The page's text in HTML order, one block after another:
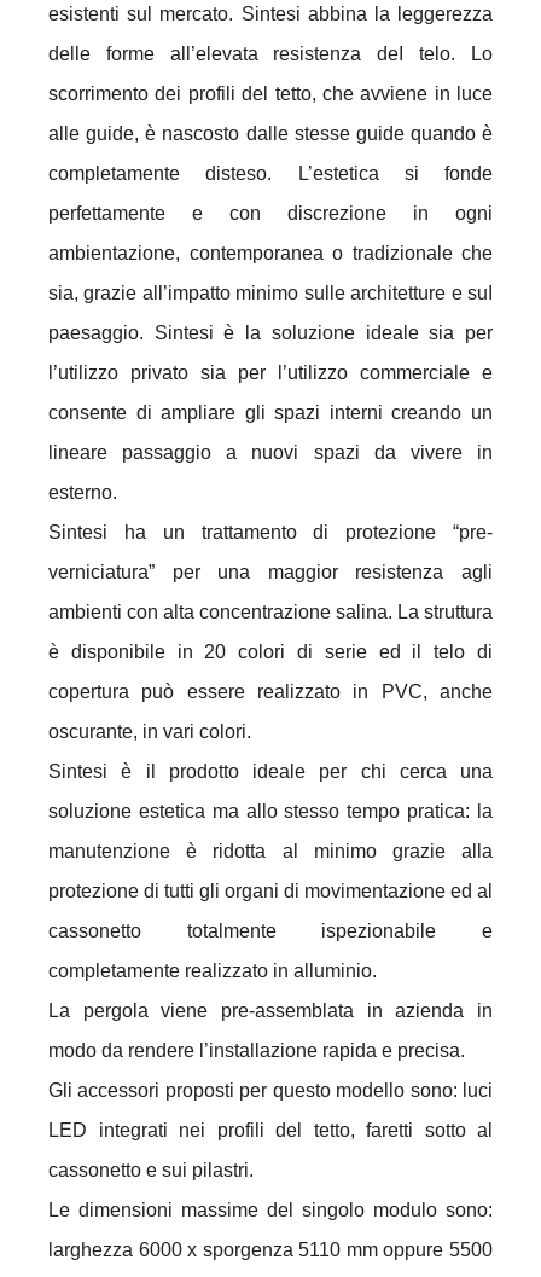
esistenti sul mercato. Sintesi abbina la leggerezza
delle forme all’elevata resistenza deI telo. Lo
scorrimento dei profili del tetto, che avviene in luce
alle guide, è nascosto dalle stesse guide quando è
completamente disteso. L’estetica si fonde
perfettamente e con discrezione in ogni
ambientazione, contemporanea o tradizionale che
sia, grazie all’impatto minimo sulle architetture e suI
paesaggio. Sintesi è la soluzione ideale sia per
l’utilizzo privato sia per l’utilizzo commerciale e
consente di ampliare gli spazi interni creando un
lineare passaggio a nuovi spazi da vivere in
esterno.
Sintesi ha un trattamento di protezione “pre-
verniciatura” per una maggior resistenza agli
ambienti con alta concentrazione salina. La struttura
è disponibile in 20 colori di serie ed il telo di
copertura può essere realizzato in PVC, anche
oscurante, in vari colori.
Sintesi è il prodotto ideale per chi cerca una
soluzione estetica ma allo stesso tempo pratica: la
manutenzione è ridotta al minimo grazie alla
protezione di tutti gli organi di movimentazione ed al
cassonetto totalmente ispezionabile e
completamente realizzato in alluminio.
La pergola viene pre-assemblata in azienda in
modo da rendere l’installazione rapida e precisa.
Gli accessori proposti per questo modello sono: luci
LED integrati nei profili del tetto, faretti sotto al
cassonetto e sui pilastri.
Le dimensioni massime del singolo modulo sono:
larghezza 6000 x sporgenza 5110 mm oppure 5500